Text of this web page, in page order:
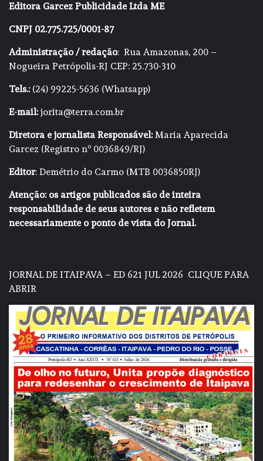
Editora Garcez Publicidade Ltda ME
CNPJ 02.775.725/0001-87
Administração / redação: Rua Amazonas, 200 –
Nogueira Petrópolis-RJ CEP: 25.730-310
Tels.:(24) 99225-5636 (Whatsapp)
E-mail:jorita@terra.com.br
Diretora e jornalista Responsável:Maria Aparecida
Garcez (Registro nº 0036849/RJ)
Editor: Demétrio do Carmo (MTB 0036850RJ)
Atenção: os artigos publicados são de inteira
responsabilidade de seus autores e não refletem
necessariamente o ponto de vista do Jornal.
JORNAL DE ITAIPAVA – ED 621 JUL 2026 CLIQUE PARA
ABRIR